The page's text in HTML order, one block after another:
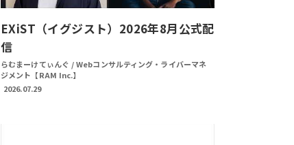
EXiST（イグジスト）2026年8月公式配
信
らむまーけてぃんぐ / Webコンサルティング・ライバーマネ
ジメント【RAM Inc.】
2026.07.29